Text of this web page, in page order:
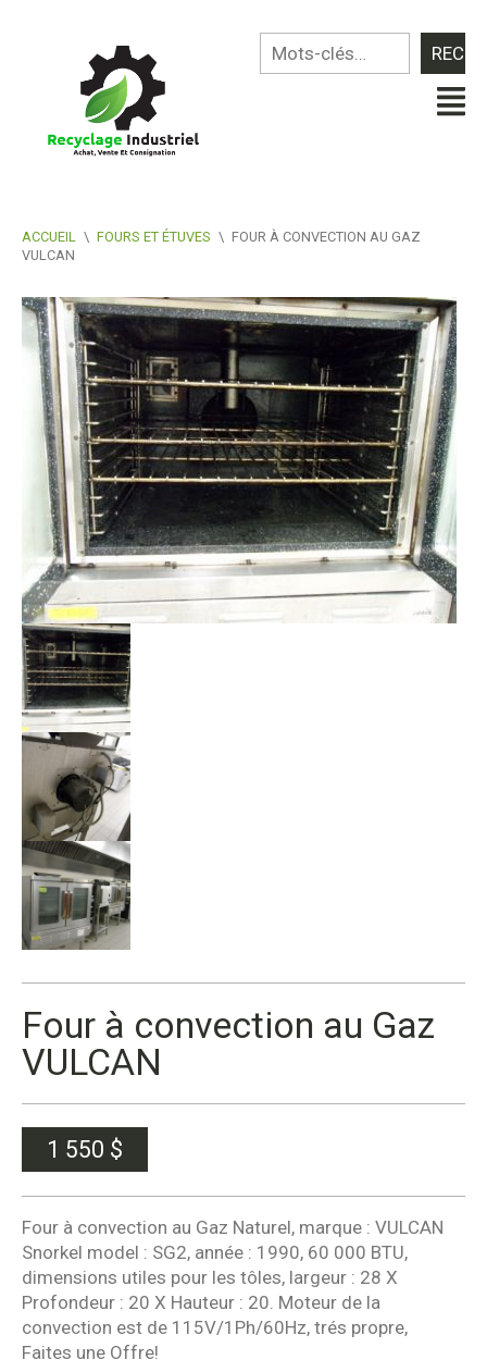
ACCUEIL \ FOURS ET ÉTUVES \ FOUR À CONVECTION AU GAZ
VULCAN
Four à convection au Gaz
VULCAN
1 550 $
Four à convection au Gaz Naturel, marque : VULCAN
Snorkel model : SG2, année : 1990, 60 000 BTU,
dimensions utiles pour les tôles, largeur : 28 X
Profondeur : 20 X Hauteur : 20. Moteur de la
convection est de 115V/1Ph/60Hz, trés propre,
Faites une Offre!